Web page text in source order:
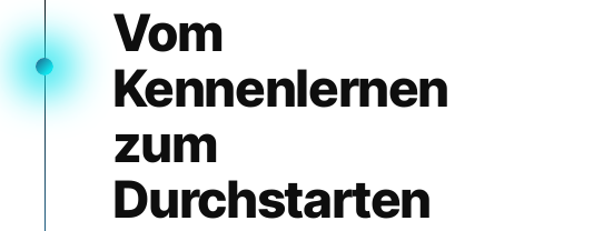
Vom
Kennenlernen
zum
Durchstarten